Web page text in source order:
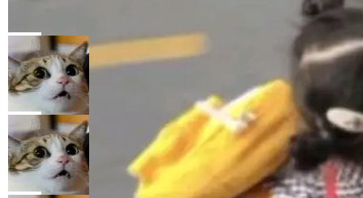
“启蒙老师”。 而今年，恰好是雷霄骅离世十周
年。FFmpeg 社区最终选择用一个大版本的名
字，留下了这份纪念。 雷霄骅曾是中国传媒大学
数字电视技术方向的博士生，长期从事视频、音
频技...
编写程序，目标是完成电商平台作者信息与商品
列表的数据匹配 —— 一项常规的数据处理任
务，最终却产生了 180 万美元的账单，实际支出
超出原定预算 860%。 更令人意外的是，该项目
最终并未成功落地，而高额算力消耗持续运行长
达 5 个月，公司直到财务对账时才察觉异常。这
意味着一个无人看管的 AI 程序，在近半年时间
里日夜不停地"烧钱"。 复盘显示，...
e CEO Clément Delangue 在 CNBC 的采访里
没有拐弯抹角。他说中国正在赢得 AI 竞赛，而
且按目前的速度，中国 AI 工具预计在今年底或
2027 年就能追上美国前沿实验室的水平。 Dela
ngue 把原因归结为一件事：开放协作。中国的
AI 开发者在一个共享和协作的生态里加速迭代，
而美国模型厂商在"闭门造车"。他的原话是 "buil
ding in silos"——各自为战，互不通气。 这个判
局
当 AI agent 把源码变成了最好的扩展系
统，开发者工具必须开源
五年前，David Crawshaw 问过很多软件工程师
一个问题：你写过什么给自己用的程序？答案几
乎都是没有。工程师们整天用别人写的程序写程
序给别人用。偶尔有人自己写个博客系统、智能
家居控制、家庭实验室，都算稀奇事。 Crawsh
局
DeepSeek Harness 宣布内测邀请，全
网最大规模开源 Agent 路演现场诞生
一条内测招募帖，发出去的时候大概没人想到它